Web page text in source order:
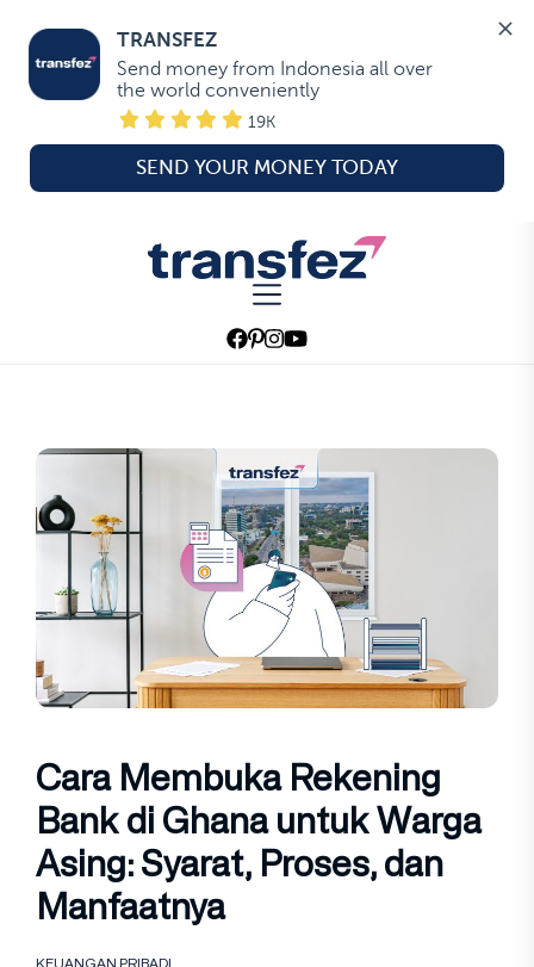
TRANSFEZ
Send money from Indonesia all over
the world conveniently
19K
SEND YOUR MONEY TODAY
Transfez
Cara Membuka Rekening
Bank di Ghana untuk Warga
Asing: Syarat, Proses, dan
Manfaatnya
KEUANGAN PRIBADI